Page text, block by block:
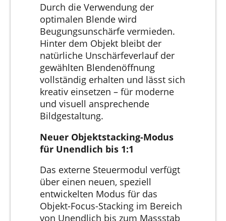
Durch die Verwendung der
optimalen Blende wird
Beugungsunschärfe vermieden.
Hinter dem Objekt bleibt der
natürliche Unschärfeverlauf der
gewählten Blendenöffnung
vollständig erhalten und lässt sich
kreativ einsetzen – für moderne
und visuell ansprechende
Bildgestaltung.
Neuer Objektstacking-Modus
für Unendlich bis 1:1
Das externe Steuermodul verfügt
über einen neuen, speziell
entwickelten Modus für das
Objekt-Focus-Stacking im Bereich
von Unendlich bis zum Massstab